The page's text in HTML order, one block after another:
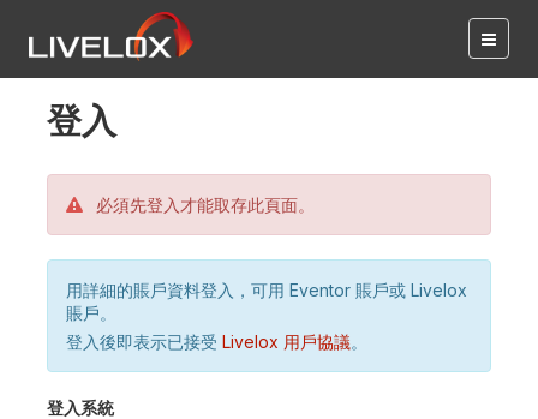
登入
必須先登入才能取存此頁面。
用詳細的賬戶資料登入，可用 Eventor 賬戶或 Livelox
賬戶。
登入後即表示已接受 Livelox 用戶協議。
登入系統